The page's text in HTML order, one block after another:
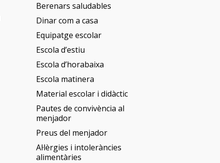
Berenars saludables
Dinar com a casa
Equipatge escolar
Escola d’estiu
Escola d’horabaixa
Escola matinera
Material escolar i didàctic
Pautes de convivència al
menjador
Preus del menjador
Al·lèrgies i intoleràncies
alimentàries